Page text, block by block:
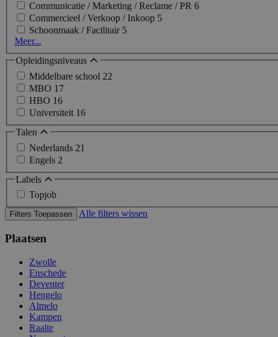
Communicatie / Marketing / Reclame / PR 6
Commercieel / Verkoop / Inkoop 5
Schoonmaak / Facilitair 5
Meer...
Opleidingsniveaus
Middelbare school 22
MBO 17
HBO 16
Universiteit 16
Talen
Nederlands 21
Engels 2
Labels
Topjob
Filters Toepassen Alle filters wissen
Plaatsen
Zwolle
Enschede
Deventer
Hengelo
Almelo
Kampen
Raalte